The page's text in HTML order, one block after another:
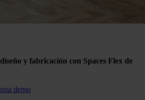
y fabricación con Spaces Flex de
demo